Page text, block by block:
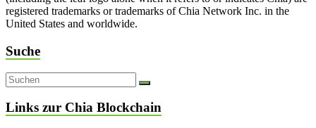
registered trademarks or trademarks of Chia Network Inc. in the
United States and worldwide.
Suche
Links zur Chia Blockchain